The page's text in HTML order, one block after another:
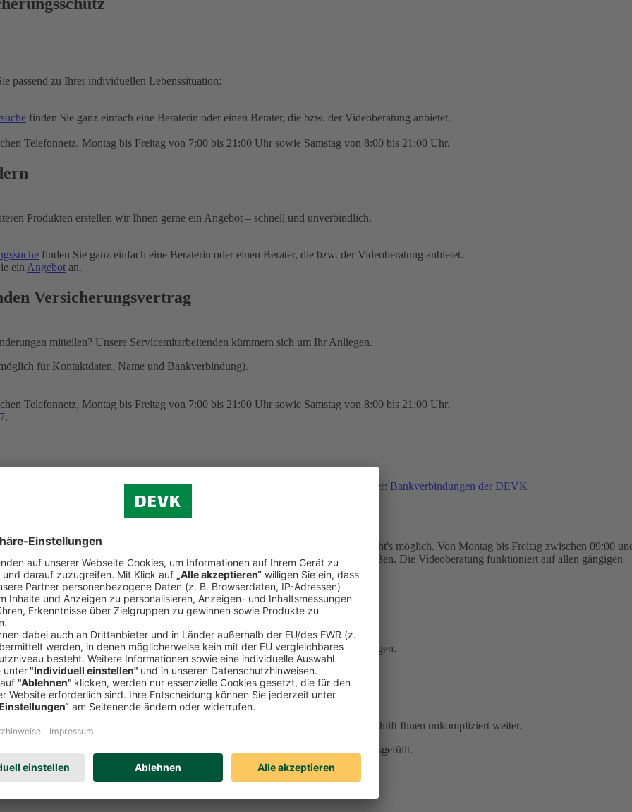
passend zu Ihrer individuellen Lebenssituation:
finden Sie ganz einfach eine Beraterin oder einen Berater, die bzw. der Videoberatung anbietet.
Telefonnetz, Montag bis Freitag von 7:00 bis 21:00 Uhr sowie Samstag von 8:00 bis 21:00 Uhr.
Produkten erstellen wir Ihnen gerne ein Angebot – schnell und unverbindlich.
finden Sie ganz einfach eine Beraterin oder einen Berater, die bzw. der Videoberatung anbietet.
ein Angebot an.
Versicherungsvertrag
mitteilen? Unsere Servicemitarbeitenden kümmern sich um Ihr Anliegen.
für Kontaktdaten, Name und Bankverbindung).
Telefonnetz, Montag bis Freitag von 7:00 bis 21:00 Uhr sowie Samstag von 8:00 bis 21:00 Uhr.
.
SEPA sowie zum Erteilen eines SEPA-Lastschriftmandats finden Sie hier: Bankverbindungen der DEVK
Hause aus
Beratung? Wir sind gerne persönlich für Sie da: Unsere Videoberatung macht's möglich. Von Montag bis Freitag zwischen 09:00
Sie können auf diesem Wege auch einen Versicherungsvertrag abschließen. Die Videoberatung funktioniert auf allen gängigen
Sie sich jetzt bei meineDEVK an und profitieren Sie von unseren Serviceleistungen.
vergessen sind
schnell aus der Welt. Unser Schadenservice ist rund um die Uhr für Sie da und hilft Ihnen unkompliziert weiter.
meineDEVK. Wenn Sie eingeloggt sind, sind Ihre Daten dort bereits für Sie vorausgefüllt.
gebührenfrei aus dem deutschen Telefonnetz).
(gebührenpflichtig aus dem Ausland).